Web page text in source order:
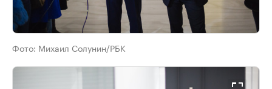
Фото: Михаил Солунин/РБК